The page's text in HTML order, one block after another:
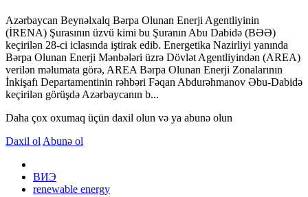
Azərbaycan Beynəlxalq Bərpa Olunan Enerji Agentliyinin
(İRENA) Şurasının üzvü kimi bu Şuranın Abu Dabidə (BƏƏ)
keçirilən 28-ci iclasında iştirak edib. Energetika Nazirliyi yanında
Bərpa Olunan Enerji Mənbələri üzrə Dövlət Agentliyindən (AREA)
verilən məlumata görə, AREA Bərpa Olunan Enerji Zonalarının
İnkişafı Departamentinin rəhbəri Fəqan Abdurəhmanov Əbu-Dabidə
keçirilən görüşdə Azərbaycanın b...
Daha çox oxumaq üçün daxil olun və ya abunə olun
Daxil ol Abunə ol
ВИЭ
renewable energy